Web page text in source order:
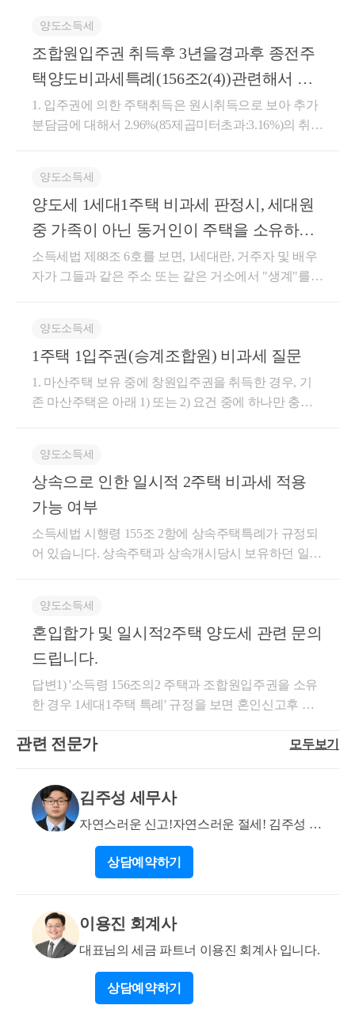
양도소득세
조합원입주권 취득후 3년을경과후 종전주
택양도비과세특례(156조2(4))관련해서 문
의
1. 입주권에 의한 주택취득은 원시취득으로 보아 추가
분담금에 대해서 2.96%(85제곱미터초과:3.16%)의 취득
다. 재건축 단지내 조합원입주권을 승계취득후 완공된
건축물의 취득시기는 사용검사필증교부일로 보시면
됩니다. 1년이상의 거주기간을 판단할 때 입주일(전입
시행령 제156조의2(주택과 조합원입주권을 소유한 경
우 1세대1주택의 특례) ④국내에 1주택을 소유한 1세
양도하기 전에 조합원입주권을 취득함으로써 일시적
주택을 취득한 날부터 1년이 지난 후에 조합원입주권
을 취득하고 그 조합원입주권을 취득한 날부터 3년이
지나 종전주택을 양도하는 경우로서 다음 각 호의 요
같은 항 제2호가목 및 같은 항 제3호에 해당하는 경우
에는 종전주택을 취득한 날부터 1년이 지난 후 조합원
입주권을 취득하는 요건을 적용하지 않는다. 1. 재개발
분계획등에 따라 취득하는 주택이 완성된 후 2년 이내
에 그 주택으로 세대전원이 이사(기획재정부령이 정하
사유로 세대의 구성원 중 일부가 이사하지 못하는 경
개발사업, 재건축사업 또는 소규모재건축사업등의 관
리처분계획등에 따라 취득하는 주택이 완성되기 전 또
는 완성된 후 2년 이내에 종전의 주택을 양도할 것 도
움이 되셨길 바랍니다. 감사합니다.
양도소득세
양도세 1세대1주택 비과세 판정시, 세대원
중 가족이 아닌 동거인이 주택을 소유하고
있는 경우에 대해 문의드립니다.
소득세법 제88조 6호를 보면, 1세대란, 거주자 및 배우
자가 그들과 같은 주소 또는 같은 거소에서 "생계"를
뿐 아니라, 취학, 질변, 근무, 사업상 일시 퇴거자도 포
함이 된다고 명시하고 있습니다. 하지만, 지인은 아예
언급이 되어있지 않습니다. 따라서, 양도세 주택 수 따
질 때는 상관없을 것으로 보입니다. 저는 부동산 관련
er.com/cchh19이고, 참고해 보시면 좋을 것 같습니다. 문
의에 도움이 되셨으면 좋겠습니다. 감사합니다.
양도소득세
1주택 1입주권(승계조합원) 비과세 질문
1. 마산주택 보유 중에 창원입주권을 취득한 경우, 기
존 마산주택은 아래 1) 또는 2) 요건 중에 하나만 충족
득일로부터 3년 이후 양도하는 경우 창원 아파트 완공
일로부터 2년 이내 창원아파트 전입신고 및 1년이상
거주 + 창원아파트 완공일로부터 3년 이내 종전주택
나, 최근 정부 발표로 3년으로 연장되었음) 2. 대체주택
비과세는 불가능합니다. 대체주택 비과세는 기존에 보
으로 변경되어, 어쩔 수 없이 다른 주택에 거주하기 위
충족해야 하는 것입니다. a. 사업시행인가일 이후 대체
주택을 취득하고 1년 이상 거주 b. 재개발·재건축주택
이 완성된 후 2년 이내에 재개발·재건축주택으로 세대
전원이 이사(다만, 취학, 근무상 형편, 질병요양, 그밖
경우 포함)하고 1년 이상 계속 거주 c. 재개발·재건축주
시적 1주택 + 1입주권·분양권 및 ➋대체주택에 대해 양
도세 비과세 특례를 적용하고 있습니다. ➊1주택 외에
을 일정기한 내 처분하면 양도세 비과세하고 있습니
종전주택을 처분해야 비과세 혜택이 적용되나, * 지난
비경회의(1.12.)에서 신규주택 취득일부터 2년 이내에
서 3년 이내로 연장 **(기본 처분기한) 입주권·분양권
취득일부터 3년 (특례 처분기한) 입주권·분양권이 주
택으로 완공되어 입주하는 경우, 입주권·분양권 취득
양도소득세
상속으로 인한 일시적 2주택 비과세 적용
가능 여부
소득세법 시행령 155조 2항에 상속주택특례가 규정되
어 있습니다. 상속주택과 상속개시당시 보유하던 일반
해주는 규정입니다. 여기서 상속주택은 선순위 상속주
택만 해당되는 것으로 선순위 상속주택은 여러채 상속
받은 경우 우선,소유한 기간이 가장긴것, 소유기간이
거쳐 판단합니다. 아버님의 경우 입주권이 보유기간이
더 길어서 선순위 상속주택에 해당된다고 판단됩니다.
상태의 상속이어서 한번더 자세한 검토가 필요합니다)
된 경우에도 상속주택특례는 적용됩니다. 그런데 특례
는 선순위 상속주택 하나를 가지고 있을 때 적용되기
에 님과 같이 입주권이을 지분으로 상속받고 입주권이
1+1이어서 준공후 2주택의 60%지분권자가 된경우 그
중 하나의 주택만 선순위 상속주택이 되기에 위에서
다. 방법은 상속받은 입주권이 주택으로 준공된 경우
지분을 다른 상속인과 교환하여 각 각 1주택으로 소유
하게 하는데 님이 가지는 주택이 선순위 상속주택이
되게 지분을 교환하는 것이 있을수 있다고 판단됩니
다. 면밀한 검토가 필요해 보입니다.
양도소득세
혼입합가 및 일시적2주택 양도세 관련 문의
드립니다.
답변1) '소득령 156조의2 주택과 조합원입주권을 소유
한 경우 1세대1주택 특례' 규정을 보면 혼인신고후 남
주권이 사업완료로 취득한 주택을 혼인한 날로부터 5
되어 있습니다. ⑨ 제1호에 해당하는 자가 제1호에 해
당하는 다른 자와 혼인함으로써 1세대가 1주택과 1조
합원입주권, 1주택과 2조합원입주권, 2주택과 1조합원
입주권 또는 2주택과 2조합원입주권 등을 소유하게 되
는 경우 혼인한 날부터 5년 이내에 먼저 양도하는 주택
(이하 이 항에서 "최초양도주택"이라 한다)이 제2호,
는 경우에는 이를 1세대1주택으로 보아 제154조 제1항
을 적용한다.(2021.02.17 개정) 1. 다음 각 목의 어느 하
나를 소유하는 자(2005.12.31 신설) 가. 1주택(2005.12.31
신설) 나. 1조합원입주권 또는 1분양권(2021.02.17 개
정) 다. 1주택과 1조합원입주권 또는 1분양권(2021.02.1
관련 전문가 모두보기
김주성 세무사
자연스러운 신고!자연스러운 절세! 김주성 세
무사 입니다
상담예약하기
이용진 회계사
대표님의 세금 파트너 이용진 회계사 입니다.
상담예약하기